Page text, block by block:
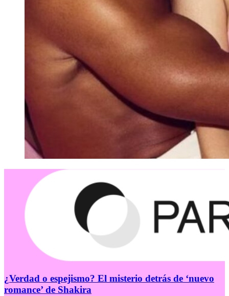
¿Verdad o espejismo? El misterio detrás de ‘nuevo
romance’ de Shakira